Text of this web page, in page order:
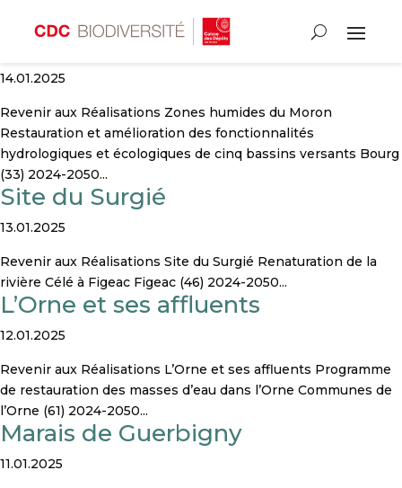
Zones humides du Moron
14.01.2025
Revenir aux Réalisations Zones humides du Moron
Restauration et amélioration des fonctionnalités
hydrologiques et écologiques de cinq bassins versants Bourg
(33) 2024-2050...
Site du Surgié
13.01.2025
Revenir aux Réalisations Site du Surgié Renaturation de la
rivière Célé à Figeac Figeac (46) 2024-2050...
L’Orne et ses affluents
12.01.2025
Revenir aux Réalisations L’Orne et ses affluents Programme
de restauration des masses d’eau dans l’Orne Communes de
l’Orne (61) 2024-2050...
Marais de Guerbigny
11.01.2025